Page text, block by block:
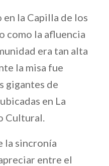
en la Capilla de los
como la afluencia
era tan alta
la misa fue
gigantes de
en La
Cultural.
la sincronía
entre el